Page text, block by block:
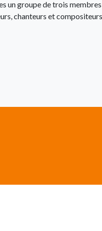
un groupe de trois membres
chanteurs et compositeurs